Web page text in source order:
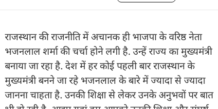
राजस्थान की राजनीति में अचानक ही भाजपा के वरिष्ठ नेता
भजनलाल शर्मा की चर्चा होने लगी है. उन्हें राज्य का मुख्यमंत्री
बनाया जा रहा है. देश में हर कोई पहली बार राजस्थान के
मुख्यमंत्री बनने जा रहे भजनलाल के बारे में ज्यादा से ज्यादा
जानना चाहता है. उनकी श‍िक्षा से लेकर उनके अनुभवों पर बात